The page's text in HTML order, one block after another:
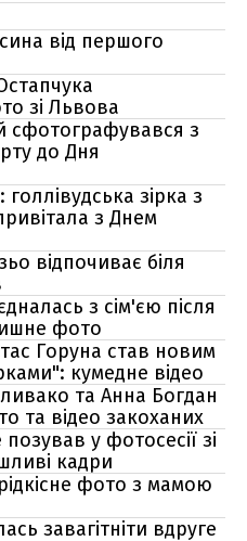
від першого
зі Львова
сфотографувався з
до Дня
зірка з
з Днем
відпочиває біля
з сім'єю після
фото
Горуна став новим
кумедне відео
та Анна Богдан
та відео закоханих
у фотосесії зі
кадри
фото з мамою
завагітніти вдруге